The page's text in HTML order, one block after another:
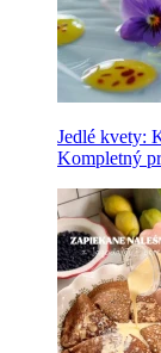
Jedlé kvety:
Kompletný